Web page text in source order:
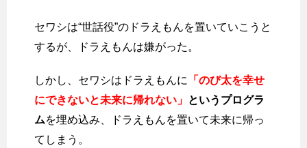
セワシは“世話役”のドラえもんを置いていこうと
するが、ドラえもんは嫌がった。
しかし、セワシはドラえもんに
「のび太を幸せ
にできないと未来に帰れない」 というプログラ
ムを埋め込み、ドラえもんを置いて未来に帰っ
てしまう。